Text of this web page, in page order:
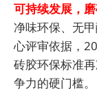
可持续发展，磨
净味环保、无
心评审依据，
砖胶环保标准
争力的硬门槛。